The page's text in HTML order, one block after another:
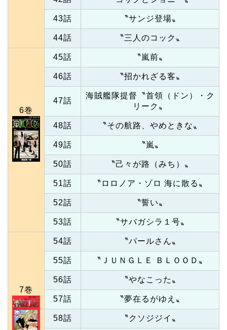
43話 〝サンジ登場〟
44話 〝三人のコック〟
6巻
45話 〝嵐前〟
46話 〝招かれざる客〟
47話
海賊艦隊提督〝首領（ドン）・ク
リーク〟
48話 〝その航路、やめときな〟
49話 〝嵐〟
50話 〝己々が路（みち）〟
51話 〝ロロノア・ゾロ 海に散る〟
52話 〝誓い〟
53話 〝サバガシラ１号〟
7巻
54話 〝パールさん〟
55話 〝ＪＵＮＧＬＥ ＢＬＯＯＤ〟
56話 〝やなこった〟
57話 〝夢在るがゆえ〟
58話 〝クソジジイ〟